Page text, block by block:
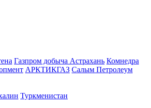
Газпром добыча Астрахань Комнедра
АРКТИКГАЗ Салым Петролеум
Туркменистан